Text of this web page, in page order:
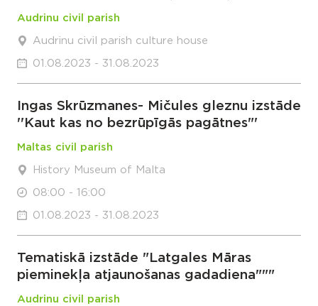
Audrinu civil parish
Audrinu civil parish culture house
01.08.2023 - 31.08.2023
Ingas Skrūzmanes- Mičules gleznu izstāde
''Kaut kas no bezrūpīgās pagātnes"'
Maltas civil parish
History Museum of Malta
08:00 - 16:00
01.08.2023 - 31.08.2023
Tematiskā izstāde "Latgales Māras
pieminekļa atjaunošanas gadadiena"""
Audrinu civil parish